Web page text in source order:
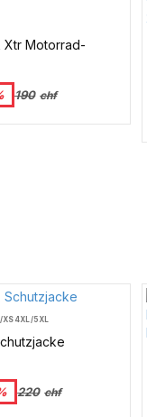
Xtr Motorrad-
190 chf
XS4XL/5XL
220 chf